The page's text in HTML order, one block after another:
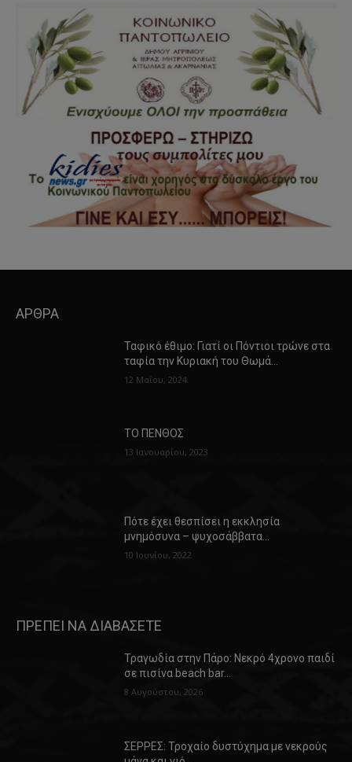
ΑΡΘΡΑ
Ταφικό έθιμο: Γιατί οι Πόντιοι τρώνε στα
ταφία την Κυριακή του Θωμά…
12 Μαΐου, 2024
ΤΟ ΠΕΝΘΟΣ
13 Ιανουαρίου, 2023
Πότε έχει θεσπίσει η εκκλησία
μνημόσυνα – ψυχοσάββατα…
10 Ιουνίου, 2022
ΠΡΕΠΕΙ ΝΑ ΔΙΑΒΑΣΕΤΕ
Τραγωδία στην Πάρο: Νεκρό 4χρονο παιδί
σε πισίνα beach bar…
8 Αυγούστου, 2026
ΣΕΡΡΕΣ: Τροχαίο δυστύχημα με νεκρούς